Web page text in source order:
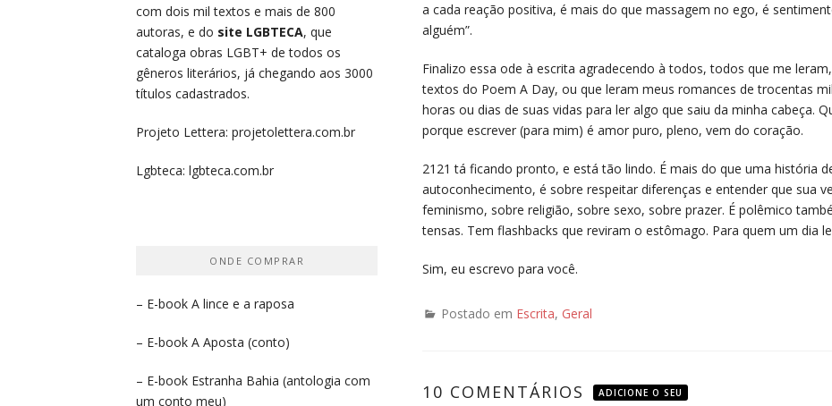
a cada reação positiva, é mais do que massagem no ego, é
alguém”.
Finalizo essa ode à escrita agradecendo à todos, todos que me
textos do Poem A Day, ou que leram meus romances de trocentas
horas ou dias de suas vidas para ler algo que saiu da minha cabeça.
porque escrever (para mim) é amor puro, pleno, vem do coração.
2121 tá ficando pronto, e está tão lindo. É mais do que uma história
autoconhecimento, é sobre respeitar diferenças e entender que sua
feminismo, sobre religião, sobre sexo, sobre prazer. É polêmico
tensas. Tem flashbacks que reviram o estômago. Para quem um dia
Sim, eu escrevo para você.
Postado em Escrita, Geral
10 COMENTÁRIOS ADICIONE O SEU
com dois mil textos e mais de 800
autoras, e do site LGBTECA, que
cataloga obras LGBT+ de todos os
gêneros literários, já chegando aos 3000
títulos cadastrados.
Projeto Lettera: projetolettera.com.br
Lgbteca: lgbteca.com.br
ONDE COMPRAR
– E-book A lince e a raposa
– E-book A Aposta (conto)
– E-book Estranha Bahia (antologia com
um conto meu)